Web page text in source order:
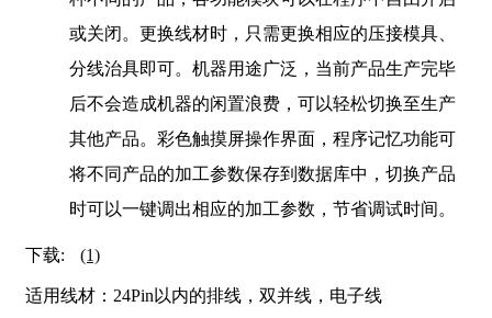
或关闭。更换线材时，只需更换相应的压接模具、
分线治具即可。机器用途广泛，当前产品生产完毕
后不会造成机器的闲置浪费，可以轻松切换至生产
其他产品。彩色触摸屏操作界面，程序记忆功能可
将不同产品的加工参数保存到数据库中，切换产品
时可以一键调出相应的加工参数，节省调试时间。
下载: (1)
适用线材：24Pin以内的排线，双并线，电子线